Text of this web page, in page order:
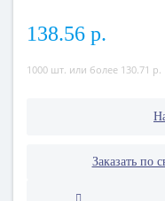
138.56 р.
1000 шт. или более 130.71 р.
Заказать по